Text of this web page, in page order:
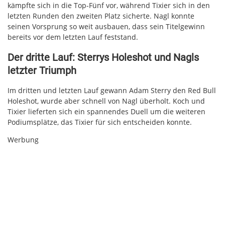
kämpfte sich in die Top-Fünf vor, während Tixier sich in den
letzten Runden den zweiten Platz sicherte. Nagl konnte
seinen Vorsprung so weit ausbauen, dass sein Titelgewinn
bereits vor dem letzten Lauf feststand.
Der dritte Lauf: Sterrys Holeshot und Nagls
letzter Triumph
Im dritten und letzten Lauf gewann Adam Sterry den Red Bull
Holeshot, wurde aber schnell von Nagl überholt. Koch und
Tixier lieferten sich ein spannendes Duell um die weiteren
Podiumsplätze, das Tixier für sich entscheiden konnte.
Werbung